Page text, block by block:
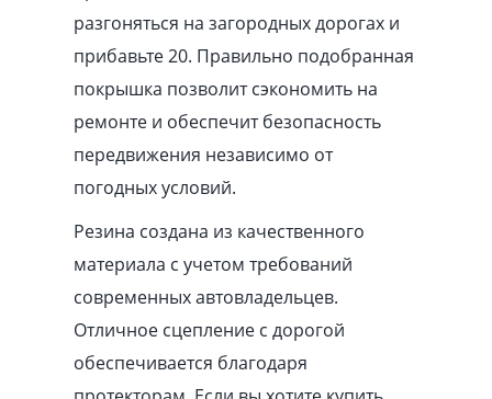
разгоняться на загородных дорогах и
прибавьте 20. Правильно подобранная
покрышка позволит сэкономить на
ремонте и обеспечит безопасность
передвижения независимо от
погодных условий.
Резина создана из качественного
материала с учетом требований
современных автовладельцев.
Отличное сцепление с дорогой
обеспечивается благодаря